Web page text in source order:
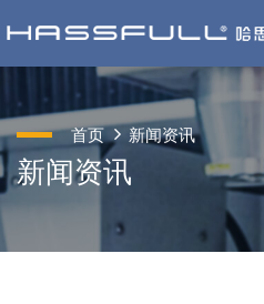
首页 新闻资讯
新闻资讯